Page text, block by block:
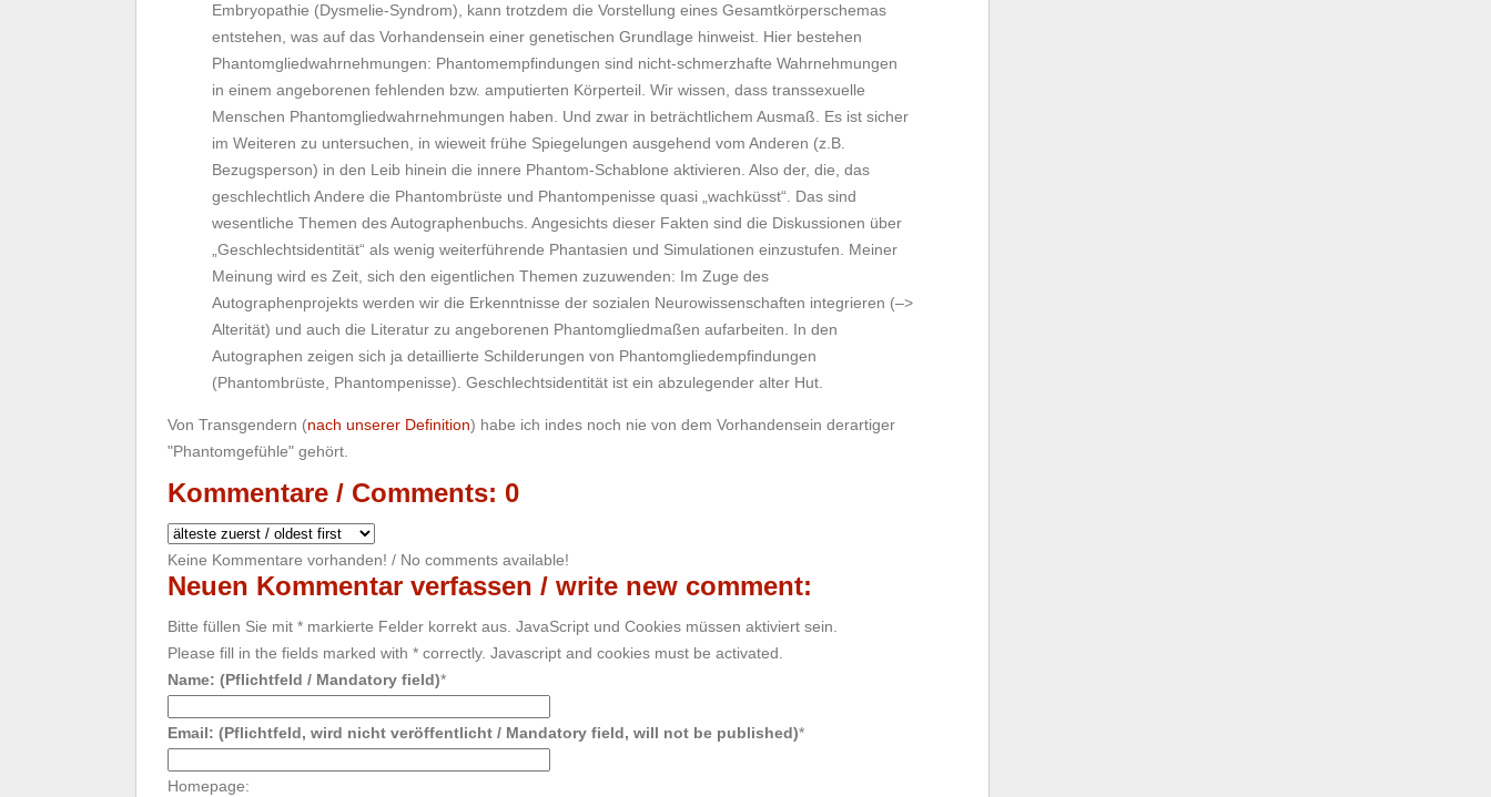
Embryopathie (Dysmelie-Syndrom), kann trotzdem die Vorstellung eines Gesamtkörperschemas
entstehen, was auf das Vorhandensein einer genetischen Grundlage hinweist. Hier bestehen
Phantomgliedwahrnehmungen: Phantomempfindungen sind nicht-schmerzhafte Wahrnehmungen
in einem angeborenen fehlenden bzw. amputierten Körperteil. Wir wissen, dass transsexuelle
Menschen Phantomgliedwahrnehmungen haben. Und zwar in beträchtlichem Ausmaß. Es ist sicher
im Weiteren zu untersuchen, in wieweit frühe Spiegelungen ausgehend vom Anderen (z.B.
Bezugsperson) in den Leib hinein die innere Phantom-Schablone aktivieren. Also der, die, das
geschlechtlich Andere die Phantombrüste und Phantompenisse quasi „wachküsst“. Das sind
wesentliche Themen des Autographenbuchs. Angesichts dieser Fakten sind die Diskussionen über
„Geschlechtsidentität“ als wenig weiterführende Phantasien und Simulationen einzustufen. Meiner
Meinung wird es Zeit, sich den eigentlichen Themen zuzuwenden: Im Zuge des
Autographenprojekts werden wir die Erkenntnisse der sozialen Neurowissenschaften integrieren (–>
Alterität) und auch die Literatur zu angeborenen Phantomgliedmaßen aufarbeiten. In den
Autographen zeigen sich ja detaillierte Schilderungen von Phantomgliedempfindungen
(Phantombrüste, Phantompenisse). Geschlechtsidentität ist ein abzulegender alter Hut.
Von Transgendern (nach unserer Definition) habe ich indes noch nie von dem Vorhandensein derartiger
"Phantomgefühle" gehört.
Kommentare / Comments: 0
Keine Kommentare vorhanden! / No comments available!
Neuen Kommentar verfassen / write new comment:
Bitte füllen Sie mit * markierte Felder korrekt aus. JavaScript und Cookies müssen aktiviert sein.
Please fill in the fields marked with * correctly. Javascript and cookies must be activated.
Name: (Pflichtfeld / Mandatory field)*
Email: (Pflichtfeld, wird nicht veröffentlicht / Mandatory field, will not be published)*
Homepage: